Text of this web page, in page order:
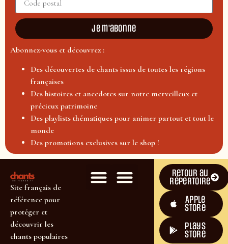
Je m'abonne
Abonnez-vous et découvrez :
Des découvertes de chants issus de toutes les régions
françaises
Des histoires et anecdotes sur notre merveilleux et
précieux patrimoine
Des playlists thématiques pour animer partout et tout le
monde
Des promotions exclusives sur le shop !
Site français de
référence pour
protéger et
découvrir les
chants populaires
Retour au
répertoire
Apple
Store
plays
store